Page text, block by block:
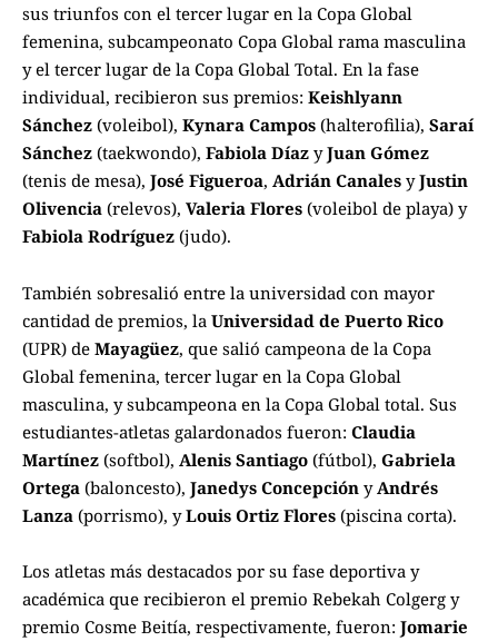
sus triunfos con el tercer lugar en la Copa Global
femenina, subcampeonato Copa Global rama masculina
y el tercer lugar de la Copa Global Total. En la fase
individual, recibieron sus premios: Keishlyann
Sánchez (voleibol), Kynara Campos (halterofilia), Saraí
Sánchez (taekwondo), Fabiola Díaz yJuan Gómez
(tenis de mesa), José Figueroa, Adrián Canales yJustin
Olivencia (relevos), Valeria Flores (voleibol de playa) y
Fabiola Rodríguez (judo).
También sobresalió entre la universidad con mayor
cantidad de premios, la Universidad de Puerto Rico
(UPR) de Mayagüez, que salió campeona de la Copa
Global femenina, tercer lugar en la Copa Global
masculina, y subcampeona en la Copa Global total. Sus
estudiantes-atletas galardonados fueron: Claudia
Martínez (softbol), Alenis Santiago (fútbol), Gabriela
Ortega (baloncesto), Janedys Concepción y Andrés
Lanza (porrismo), yLouis Ortiz Flores (piscina corta).
Los atletas más destacados por su fase deportiva y
académica que recibieron el premio Rebekah Colgerg y
premio Cosme Beitía, respectivamente, fueron: Jomarie